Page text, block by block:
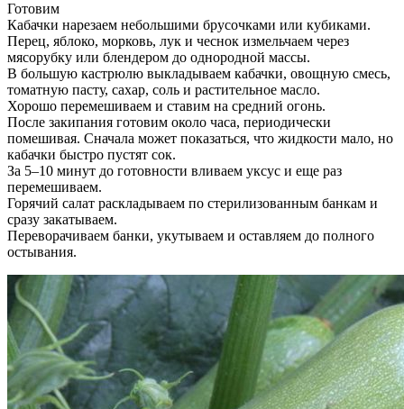
Готовим
Кабачки нарезаем небольшими брусочками или кубиками.
Перец, яблоко, морковь, лук и чеснок измельчаем через
мясорубку или блендером до однородной массы.
В большую кастрюлю выкладываем кабачки, овощную смесь,
томатную пасту, сахар, соль и растительное масло.
Хорошо перемешиваем и ставим на средний огонь.
После закипания готовим около часа, периодически
помешивая. Сначала может показаться, что жидкости мало, но
кабачки быстро пустят сок.
За 5–10 минут до готовности вливаем уксус и еще раз
перемешиваем.
Горячий салат раскладываем по стерилизованным банкам и
сразу закатываем.
Переворачиваем банки, укутываем и оставляем до полного
остывания.